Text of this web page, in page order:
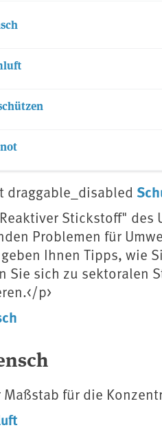
draggable_disabled
Stickstoff"
Problemen für
Ihnen Tipps, wie
Sie sich zu sektoralen
p>
für die